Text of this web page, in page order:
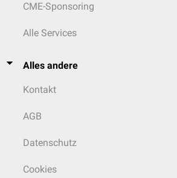
CME-Sponsoring
Alle Services
Alles andere
Kontakt
AGB
Datenschutz
Cookies